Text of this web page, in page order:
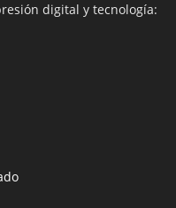
digital y tecnología: